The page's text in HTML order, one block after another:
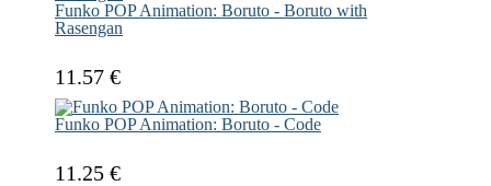
Funko POP Animation: Boruto - Boruto with
Rasengan
11.57 €
Funko POP Animation: Boruto - Code
11.25 €